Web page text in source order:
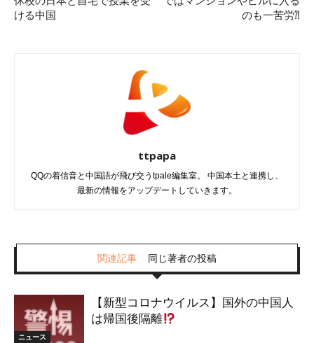
ける中国
のも一苦労⁈
ttpapa
QQの着信音と中国語が飛び交うtpale編集室。 中国本土と連携し、
最新の情報をアップデートしていきます。
関連記事 同じ著者の投稿
ニュース
【新型コロナウイルス】国外の中国人
は帰国後隔離